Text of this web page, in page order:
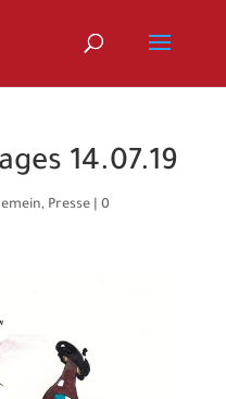
14.07.19
, Presse| 0